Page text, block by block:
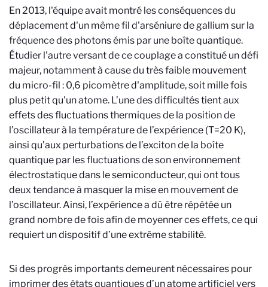
En 2013, l'équipe avait montré les conséquences du
déplacement d'un même fil d'arséniure de gallium sur la
fréquence des photons émis par une boîte quantique.
Étudier l'autre versant de ce couplage a constitué un défi
majeur, notamment à cause du très faible mouvement
du micro-fil : 0,6 picomètre d'amplitude, soit mille fois
plus petit qu'un atome. L’une des difficultés tient aux
effets des fluctuations thermiques de la position de
l’oscillateur à la température de l’expérience (T=20 K),
ainsi qu’aux perturbations de l’exciton de la boîte
quantique par les fluctuations de son environnement
électrostatique dans le semiconducteur, qui ont tous
deux tendance à masquer la mise en mouvement de
l’oscillateur. Ainsi, l’expérience a dû être répétée un
grand nombre de fois afin de moyenner ces effets, ce qui
requiert un dispositif d’une extrême stabilité.
Si des progrès importants demeurent nécessaires pour
imprimer des états quantiques d’un atome artificiel vers